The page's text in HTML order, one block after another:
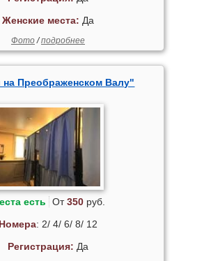
Женские места: Да
Фото/подробнее
на Преображенском Валу"
есть От350руб.
Номера: 2/ 4/ 6/ 8/ 12
Регистрация: Да